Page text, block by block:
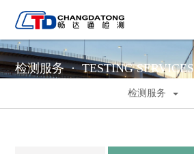
检测服务 ·TESTING SERVICES
检测服务